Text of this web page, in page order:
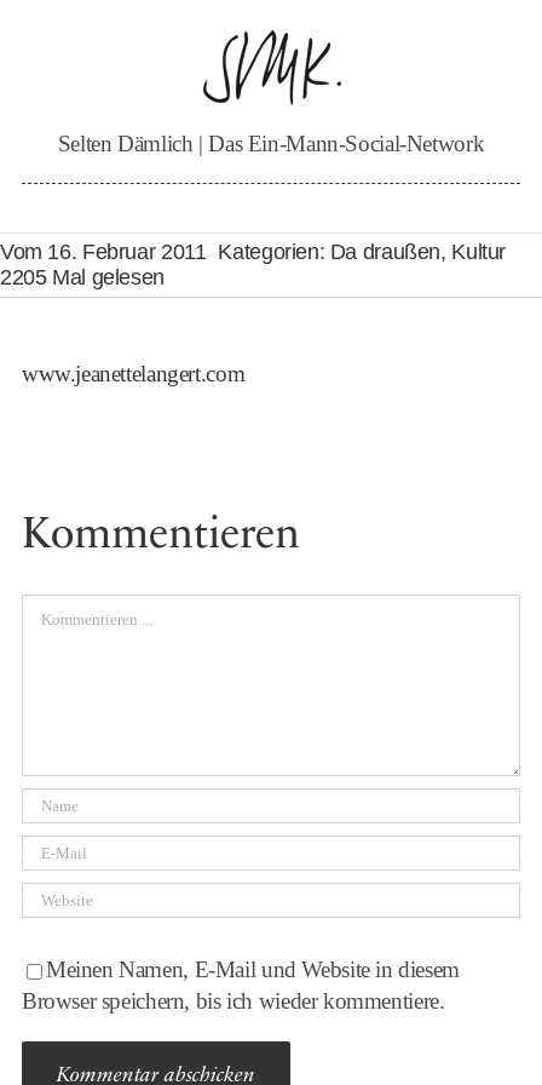
Selten Dämlich | Das Ein-Mann-Social-Network
Vom 16. Februar 2011 Kategorien: Da draußen, Kultur
2205 Mal gelesen
www.jeanettelangert.com
Kommentieren
Comment
Meinen Namen, E-Mail und Website in diesem
Browser speichern, bis ich wieder kommentiere.